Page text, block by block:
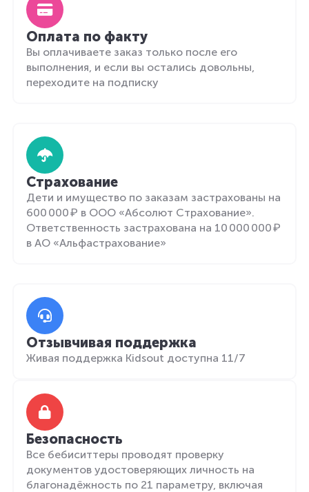
Оплата по факту
Вы оплачиваете заказ только после его
выполнения, и если вы остались довольны,
переходите на подписку
Страхование
Дети и имущество по заказам застрахованы на
600 000 ₽ в ООО «Абсолют Страхование».
Ответственность застрахована на 10 000 000 ₽
в АО «Альфастрахование»
Отзывчивая поддержка
Живая поддержка Kidsout доступна 11/7
Безопасность
Все бебиситтеры проводят проверку
документов удостоверяющих личность на
благонадёжность по 21 параметру, включая